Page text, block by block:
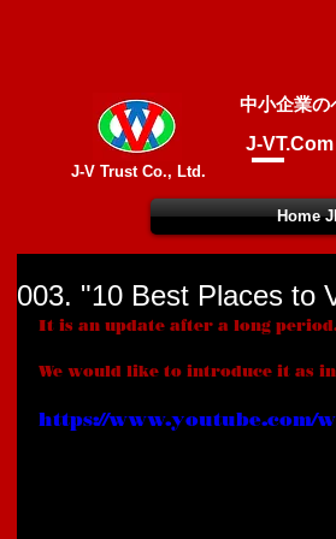
J-V Trust Co., Ltd.
J-VT.Com
中小企業の
Home
003. "10 Best Places to
It is an update after a long
We would like to introduce it as
https://www.youtube.com/